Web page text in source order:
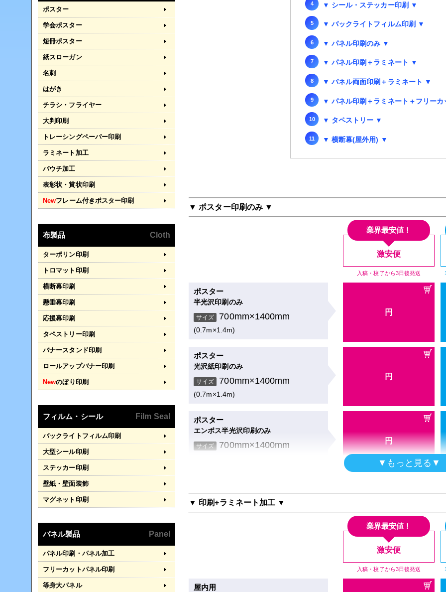
▼ シール・ステッカー印刷 ▼
▼ バックライトフィルム印刷 ▼
▼ パネル印刷のみ ▼
▼ パネル印刷＋ラミネート ▼
▼ パネル両面印刷＋ラミネート ▼
▼ パネル印刷＋ラミネート＋フリー
▼ タペストリー ▼
▼ 横断幕(屋外用) ▼
▼ ポスター印刷のみ ▼
激安便
入稿・校了から3日後発送
業界最安値！
ポスター
半光沢印刷のみ
サイズ 700mm×1400mm
(0.7m×1.4m)
円
ポスター
光沢紙印刷のみ
サイズ 700mm×1400mm
(0.7m×1.4m)
円
ポスター
エンボス半光沢印刷のみ
サイズ 700mm×1400mm 円
トレーシングペーパー印刷のみ
サイズ 700mm×1400mm
(0.7m×1.4m)
円
▼もっと見る▼
▼ 印刷+ラミネート加工 ▼
激安便
入稿・校了から3日後発送
業界最安値！
屋内用
ポスター
学会ポスター
短冊ポスター
紙スローガン
名刺
はがき
チラシ・フライヤー
大判印刷
トレーシングペーパー印刷
ラミネート加工
パウチ加工
表彰状・賞状印刷
Newフレーム付きポスター印刷
布製品 Cloth
ターポリン印刷
トロマット印刷
横断幕印刷
懸垂幕印刷
応援幕印刷
タペストリー印刷
バナースタンド印刷
ロールアップバナー印刷
Newのぼり印刷
フィルム・シール Film Seal
バックライトフィルム印刷
大型シール印刷
ステッカー印刷
壁紙・壁面装飾
マグネット印刷
パネル製品 Panel
パネル印刷・パネル加工
フリーカットパネル印刷
等身大パネル